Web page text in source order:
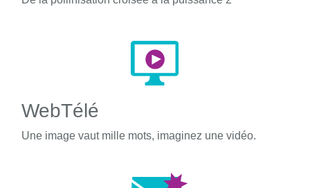
WebTélé
Une image vaut mille mots, imaginez une vidéo.